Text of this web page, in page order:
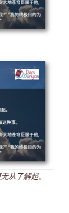
从了解起。